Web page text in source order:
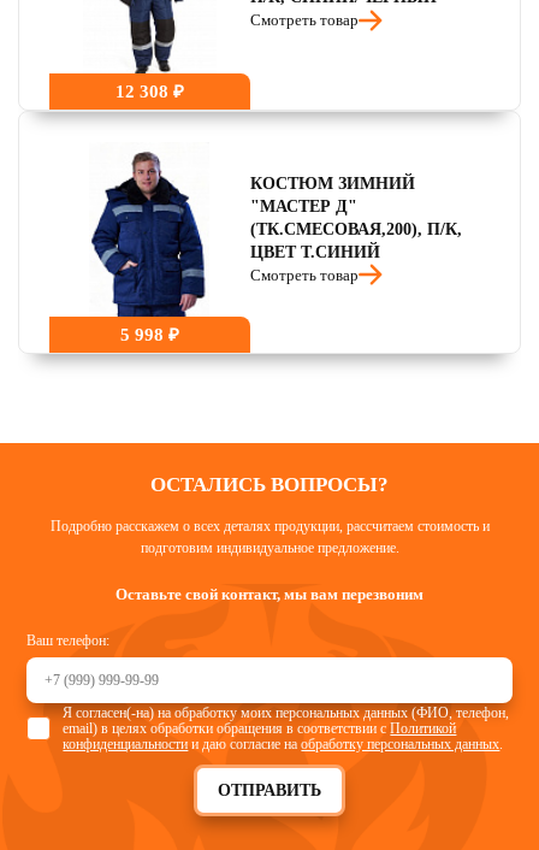
12 308 ₽
Смотреть товар
5 998 ₽
КОСТЮМ ЗИМНИЙ
"МАСТЕР Д"
(ТК.СМЕСОВАЯ,200), П/К,
ЦВЕТ Т.СИНИЙ
Смотреть товар
ОСТАЛИСЬ ВОПРОСЫ?
Подробно расскажем о всех деталях продукции, рассчитаем стоимость и
подготовим индивидуальное предложение.
Оставьте свой контакт, мы вам перезвоним
Ваш телефон:
ОТПРАВИТЬ
Я согласен(-на) на обработку моих персональных данных (ФИО, телефон,
email) в целях обработки обращения в соответствии сПолитикой
конфиденциальности и даю согласие наобработку персональных данных